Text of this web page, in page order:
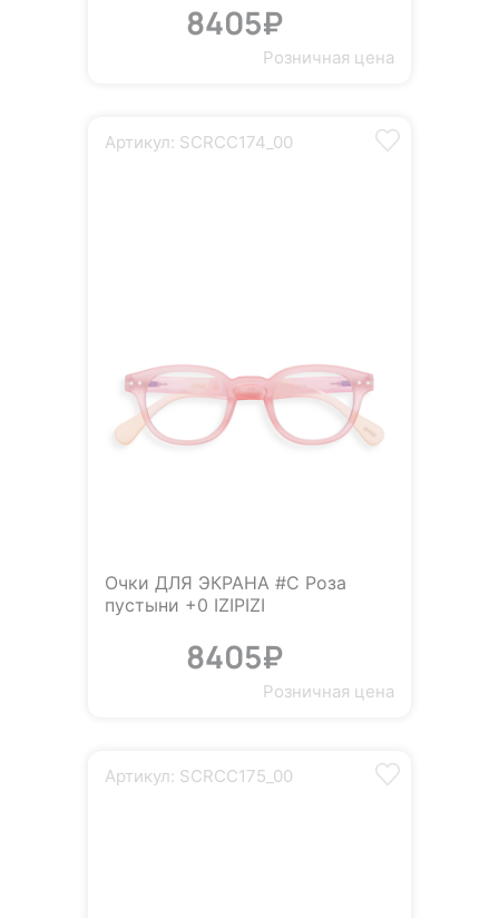
8405₽
Розничная цена
Артикул: SCRCC174_00
Очки ДЛЯ ЭКРАНА #C Роза
пустыни +0 IZIPIZI
8405₽
Розничная цена
Артикул: SCRCC175_00